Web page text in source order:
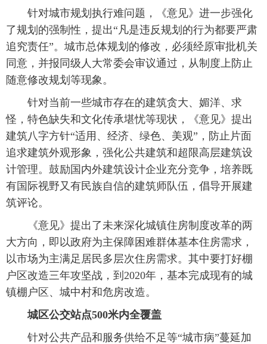
富媒体 摄影 新华广播
新华电视中文 新华电视英文 返回PC
针对城市规划执行难问题，《意见》进一步强化
了规划的强制性，提出“凡是违反规划的行为都要严肃
追究责任”。城市总体规划的修改，必须经原审批机关
同意，并报同级人大常委会审议通过，从制度上防止
随意修改规划等现象。
针对当前一些城市存在的建筑贪大、媚洋、求
怪，特色缺失和文化传承堪忧等现状，《意见》提出
建筑八字方针“适用、经济、绿色、美观”，防止片面
追求建筑外观形象，强化公共建筑和超限高层建筑设
计管理。鼓励国内外建筑设计企业充分竞争，培养既
有国际视野又有民族自信的建筑师队伍，倡导开展建
筑评论。
《意见》提出了未来深化城镇住房制度改革的两
大方向，即以政府为主保障困难群体基本住房需求，
以市场为主满足居民多层次住房需求。其中要打好棚
户区改造三年攻坚战，到2020年，基本完成现有的城
镇棚户区、城中村和危房改造。
城区公交站点500米内全覆盖
针对公共产品和服务供给不足等“城市病”蔓延加